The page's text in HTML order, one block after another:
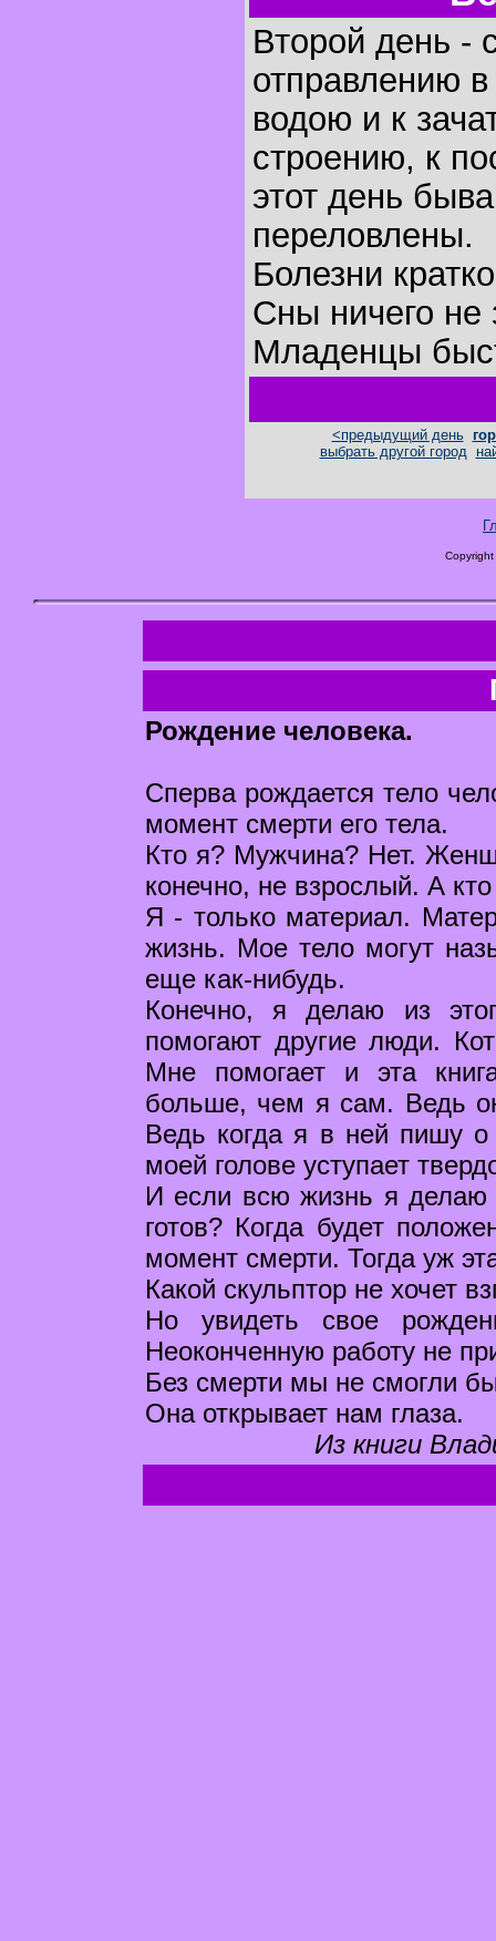
Второй день -
отправлению
водою и к
строению, к
этот день
переловлены.
Болезни
Сны ничего не
Младенцы
<предыдущий день
выбрать другой город
Рождение человека.
Сперва рождается тело
момент смерти его тела.
Кто я? Мужчина? Нет.
конечно, не взрослый. А
Я - только материал.
жизнь. Мое тело могут
еще как-нибудь.
Конечно, я делаю из
помогают другие люди.
Мне помогает и эта
больше, чем я сам. Ведь
Ведь когда я в ней пишу
моей голове уступает
И если всю жизнь я делаю
готов? Когда будет
момент смерти. Тогда уж
Какой скульптор не хочет
Но увидеть свое
Неоконченную работу не
Без смерти мы не смогли
Она открывает нам глаза.
Из книги